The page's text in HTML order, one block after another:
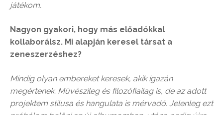
játékom.
Nagyon gyakori, hogy más előadókkal
kollaborálsz. Mi alapján keresel társat a
zeneszerzéshez?
Mindig olyan embereket keresek, akik igazán
megértenek. Művészileg és filozófiailag is, de az adott
projektem stílusa és hangulata is mérvadó. Jelenleg ezt